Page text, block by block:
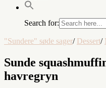
Search for:
"Sundere" søde sager/ Dessert/
Sunde
havregryn